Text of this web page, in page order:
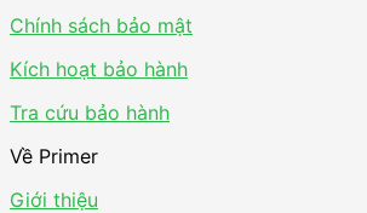
Chính sách bảo mật
Kích hoạt bảo hành
Tra cứu bảo hành
Về Primer
Giới thiệu